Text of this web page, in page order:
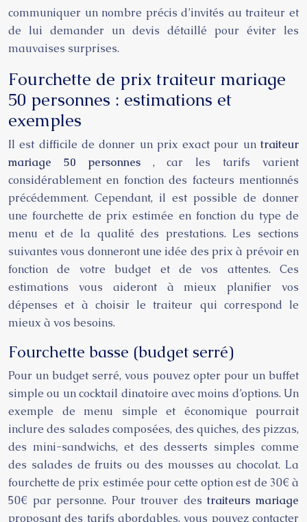
communiquer un nombre précis d’invités au traiteur et
de lui demander un devis détaillé pour éviter les
mauvaises surprises.
Fourchette de prix traiteur mariage
50 personnes : estimations et
exemples
Il est difficile de donner un prix exact pour un traiteur
mariage 50 personnes , car les tarifs varient
considérablement en fonction des facteurs mentionnés
précédemment. Cependant, il est possible de donner
une fourchette de prix estimée en fonction du type de
menu et de la qualité des prestations. Les sections
suivantes vous donneront une idée des prix à prévoir en
fonction de votre budget et de vos attentes. Ces
estimations vous aideront à mieux planifier vos
dépenses et à choisir le traiteur qui correspond le
mieux à vos besoins.
Fourchette basse (budget serré)
Pour un budget serré, vous pouvez opter pour un buffet
simple ou un cocktail dinatoire avec moins d’options. Un
exemple de menu simple et économique pourrait
inclure des salades composées, des quiches, des pizzas,
des mini-sandwichs, et des desserts simples comme
des salades de fruits ou des mousses au chocolat. La
fourchette de prix estimée pour cette option est de 30€ à
50€ par personne. Pour trouver destraiteurs mariage
proposant des tarifs abordables, vous pouvez contacter